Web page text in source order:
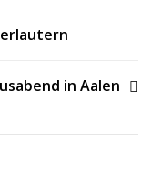
in Aalen